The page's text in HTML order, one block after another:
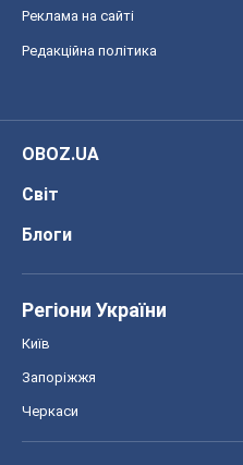
Реклама на сайті
Редакційна політика
OBOZ.UA
Світ
Блоги
Регіони України
Київ
Запоріжжя
Черкаси